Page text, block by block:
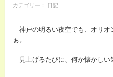
カテゴリー： 日記
神戸の明るい夜空でも、オリオ
ぁ。
見上げるたびに、何か懐かしい